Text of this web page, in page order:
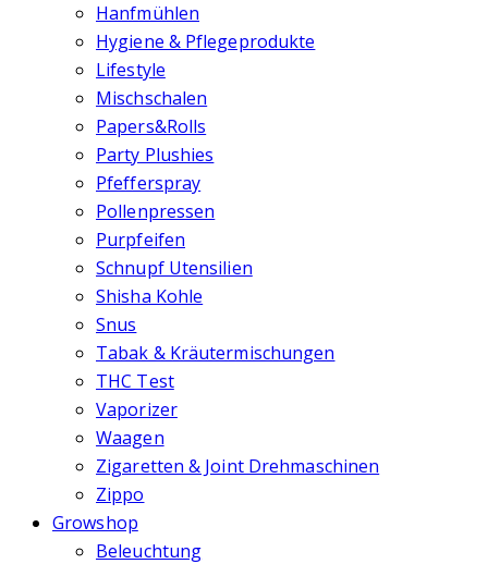
Hanfmühlen
Hygiene & Pflegeprodukte
Lifestyle
Mischschalen
Papers&Rolls
Party Plushies
Pfefferspray
Pollenpressen
Purpfeifen
Schnupf Utensilien
Shisha Kohle
Snus
Tabak & Kräutermischungen
THC Test
Vaporizer
Waagen
Zigaretten & Joint Drehmaschinen
Zippo
Growshop
Beleuchtung